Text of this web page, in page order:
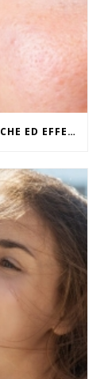
LA PELLE CON ROSACEA: CARATTERISTICHE ED EFFETTI DEL CALDO